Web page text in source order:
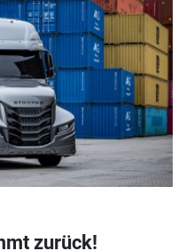
zurück!